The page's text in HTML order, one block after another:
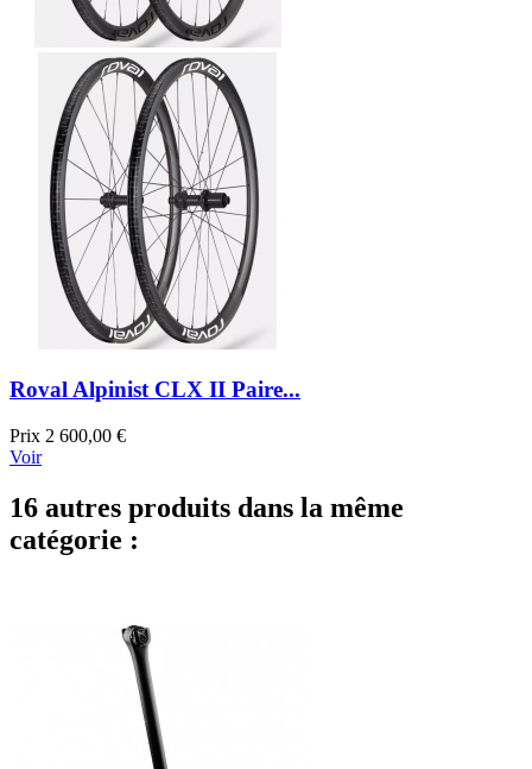
Roval Alpinist CLX II Paire...
Prix 2 600,00 €
Voir
16 autres produits dans la même
catégorie :